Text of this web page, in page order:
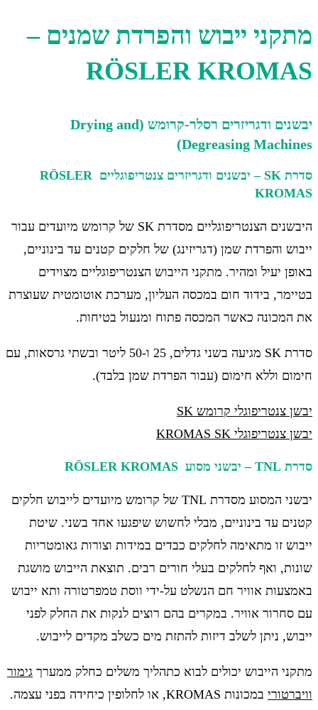
מתקני ייבוש והפרדת שמנים –
RÖSLER KROMAS
יבשנים ודגריזרים רסלר-קרומש (Drying and
Degreasing Machines)
סדרת SK – יבשנים ודגריזרים צנטריפוגליים RÖSLER
KROMAS
היבשנים הצנטריפוגליים מסדרת SK של קרומש מיועדים עבור
ייבוש והפרדת שמן (דגריזינג) של חלקים קטנים עד בינוניים,
באופן יעיל ומהיר. מתקני הייבוש הצנטריפוגליים מצוידים
בטיימר, בידוד חום במכסה העליון, מערכת אוטומטית שעוצרת
את המכונה כאשר המכסה פתוח ומנעול בטיחות.
סדרת SK מגיעה בשני גדלים, 25 ו-50 ליטר ובשתי גרסאות, עם
חימום וללא חימום (עבור הפרדת שמן בלבד).
יבשן צנטריפוגלי קרומש SK
יבשן צנטריפוגלי KROMAS SK
סדרת TNL – יבשני מסוע RÖSLER KROMAS
יבשני המסוע מסדרת TNL של קרומש מיועדים לייבוש חלקים
קטנים עד בינוניים, מבלי לחשוש שיפגעו אחד בשני. שיטת
ייבוש זו מתאימה לחלקים כבדים במידות וצורות גאומטריות
שונות, ואף לחלקים בעלי חורים רבים. תוצאת הייבוש מושגת
באמצעות אוויר חם הנשלט על-ידי ווסת טמפרטורה ותא ייבוש
עם סחרור אוויר. במקרים בהם רוצים לנקות את החלק לפני
ייבוש, ניתן לשלב דיזות להתזת מים כשלב מקדים לייבוש.
מתקני הייבוש יכולים לבוא כתהליך משלים כחלק ממערך גימור
וויברטורי במכונות KROMAS, או לחלופין כיחידה בפני עצמה.